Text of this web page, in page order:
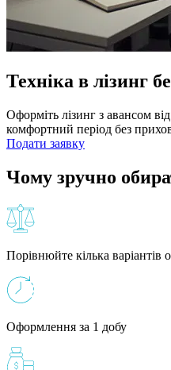
Техніка в лізинг
Оформіть лізинг з авансом
комфортний період без
Подати заявку
Чому зручно
Порівнюйте кілька варіантів
Оформлення за 1 добу